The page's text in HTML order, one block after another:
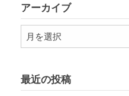
ー
アーカイブ
ア
ー
ブ
最近の投稿